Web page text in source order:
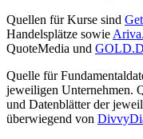
Quellen für Kurse sind
Handelsplätze sowie
QuoteMedia und
Quelle für
jeweiligen Unternehmen.
und Datenblätter der
überwiegend von